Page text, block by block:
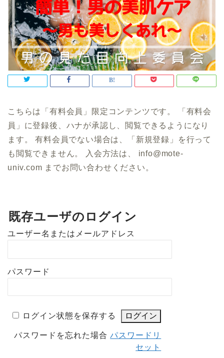
こちらは「有料会員」限定コンテンツです。 「有料会
員」に登録後、ハナが承認し、閲覧できるようになり
ます。 有料会員でない場合は、「新規登録」を行って
も閲覧できません。 入会方法は、 info@mote-
univ.com までお問い合わせください。
既存ユーザのログイン
ユーザー名またはメールアドレス
パスワード
ログイン状態を保存する
パスワードを忘れた場合パスワードリ
セット